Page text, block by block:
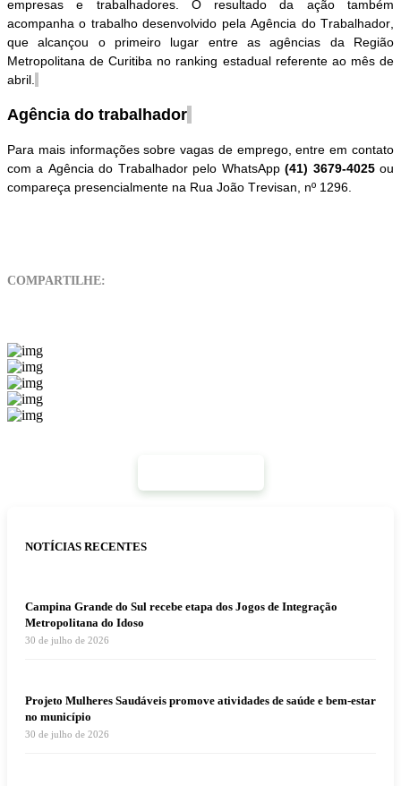
empresas e trabalhadores. O resultado da ação também
acompanha o trabalho desenvolvido pela Agência do Trabalhador,
que alcançou o primeiro lugar entre as agências da Região
Metropolitana de Curitiba no ranking estadual referente ao mês de
abril.
Agência do trabalhador
Para mais informações sobre vagas de emprego, entre em contato
com a Agência do Trabalhador pelo WhatsApp(41) 3679-4025ou
compareça presencialmente na Rua João Trevisan, nº 1296.
COMPARTILHE:
NOTÍCIAS RECENTES
Campina Grande do Sul recebe etapa dos Jogos de Integração
Metropolitana do Idoso
30 de julho de 2026
Projeto Mulheres Saudáveis promove atividades de saúde e bem-estar
no município
30 de julho de 2026